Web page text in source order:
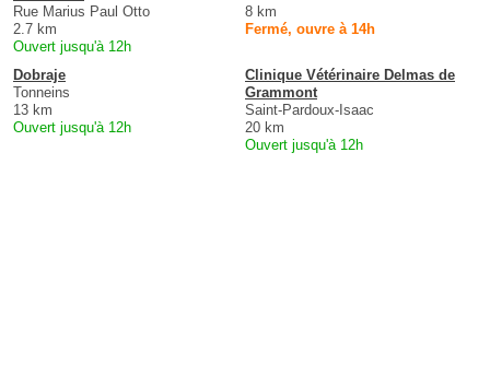
Rue Marius Paul Otto
2.7 km
Ouvert jusqu'à 12h
8 km
Fermé, ouvre à 14h
Dobraje
Tonneins
13 km
Ouvert jusqu'à 12h
Clinique Vétérinaire Delmas de
Grammont
Saint-Pardoux-Isaac
20 km
Ouvert jusqu'à 12h